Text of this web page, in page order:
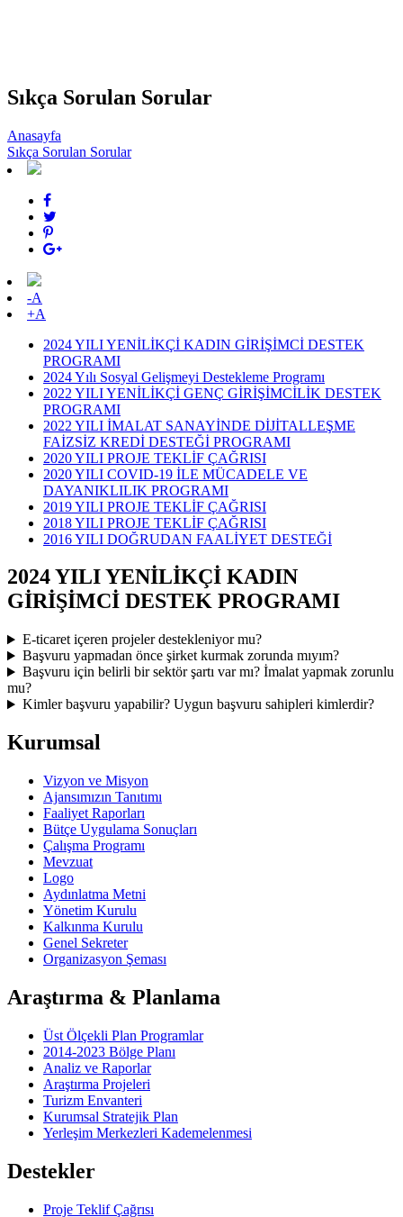
Sıkça Sorulan Sorular
Anasayfa
Sıkça Sorulan Sorular
-A
+A
2024 YILI YENİLİKÇİ KADIN GİRİŞİMCİ DESTEK
PROGRAMI
2024 Yılı Sosyal Gelişmeyi Destekleme Programı
2022 YILI YENİLİKÇİ GENÇ GİRİŞİMCİLİK DESTEK
PROGRAMI
2022 YILI İMALAT SANAYİNDE DİJİTALLEŞME
FAİZSİZ KREDİ DESTEĞİ PROGRAMI
2020 YILI PROJE TEKLİF ÇAĞRISI
2020 YILI COVID-19 İLE MÜCADELE VE
DAYANIKLILIK PROGRAMI
2019 YILI PROJE TEKLİF ÇAĞRISI
2018 YILI PROJE TEKLİF ÇAĞRISI
2016 YILI DOĞRUDAN FAALİYET DESTEĞİ
2024 YILI YENİLİKÇİ KADIN
GİRİŞİMCİ DESTEK PROGRAMI
E-ticaret içeren projeler destekleniyor mu?
Başvuru yapmadan önce şirket kurmak zorunda mıyım?
Başvuru için belirli bir sektör şartı var mı? İmalat yapmak zorunlu
mu?
Kimler başvuru yapabilir? Uygun başvuru sahipleri kimlerdir?
Kurumsal
Vizyon ve Misyon
Ajansımızın Tanıtımı
Faaliyet Raporları
Bütçe Uygulama Sonuçları
Çalışma Programı
Mevzuat
Logo
Aydınlatma Metni
Yönetim Kurulu
Kalkınma Kurulu
Genel Sekreter
Organizasyon Şeması
Araştırma & Planlama
Üst Ölçekli Plan Programlar
2014-2023 Bölge Planı
Analiz ve Raporlar
Araştırma Projeleri
Turizm Envanteri
Kurumsal Stratejik Plan
Yerleşim Merkezleri Kademelenmesi
Destekler
Proje Teklif Çağrısı